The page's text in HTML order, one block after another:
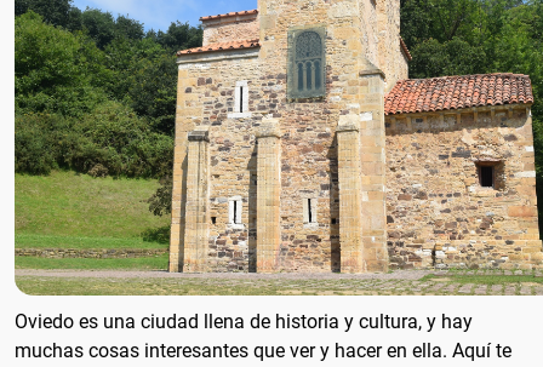
Oviedo es una ciudad llena de historia y cultura, y hay
muchas cosas interesantes que ver y hacer en ella. Aquí te